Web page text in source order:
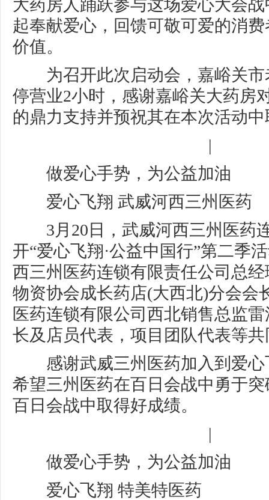
大药房人踊跃参与这场爱心大会
起奉献爱心，回馈可敬可爱的消
价值。
为召开此次启动会，嘉峪关市
停营业2小时，感谢嘉峪关大药房
的鼎力支持并预祝其在本次活动
|
做爱心手势，为公益加油
爱心飞翔 武威河西三州医药
3月20日，武威河西三州医药
开“爱心飞翔·公益中国行”第二季
西三州医药连锁有限责任公司总
物资协会成长药店(大西北)分会会
医药连锁有限公司西北销售总监
长及店员代表，项目团队代表等
感谢武威三州医药加入到爱心
希望三州医药在百日会战中勇于
百日会战中取得好成绩。
|
做爱心手势，为公益加油
爱心飞翔 特美特医药